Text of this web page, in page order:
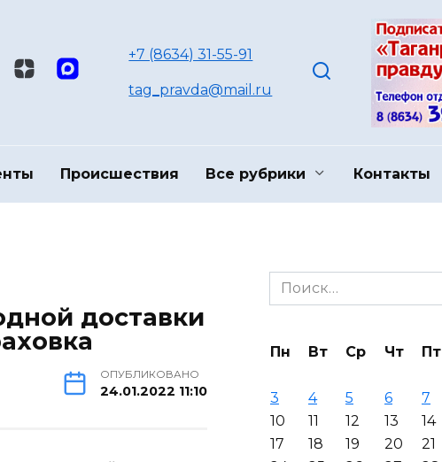
+7 (8634) 31-55-91
tag_pravda@mail.ru
Происшествия Все рубрики Контакты
доставки
ОПУБЛИКОВАНО
24.01.2022 11:10
Search
for:
Пн Вт Ср Чт Пт
3
4 5 6 7
10
11 12 13 14
17
18 19 20 21